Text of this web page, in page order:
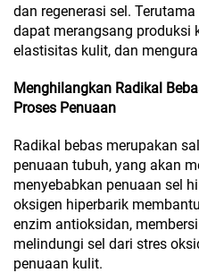
dan regenerasi sel.
dapat merangsang produksi
elastisitas kulit, dan
Menghilangkan Radikal
Proses Penuaan
Radikal bebas merupakan
penuaan tubuh, yang akan
menyebabkan penuaan sel
oksigen hiperbarik
enzim antioksidan,
melindungi sel dari stres
penuaan kulit.